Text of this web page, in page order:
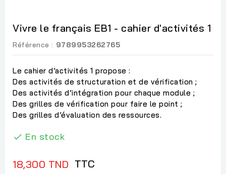
Vivre le français EB1 - cahier d'activités 1
Référence : 9789953262765
Le cahier d’activités 1 propose :
Des activités de structuration et de vérification ;
Des activités d’intégration pour chaque module ;
Des grilles de vérification pour faire le point ;
Des grilles d’évaluation des ressources.
 En stock
18,300 TND TTC